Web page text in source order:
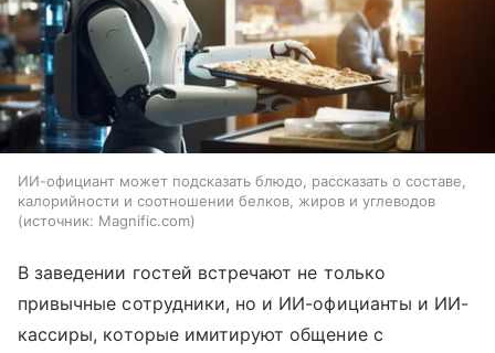
ИИ-официант может подсказать блюдо, рассказать о составе,
калорийности и соотношении белков, жиров и углеводов
источник: Magnific.com
В заведении гостей встречают не только
привычные сотрудники, но и ИИ-официанты и ИИ-
кассиры, которые имитируют общение с